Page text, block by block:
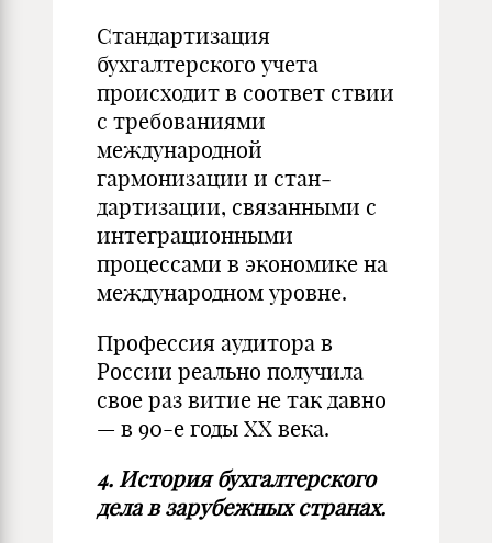
Стандартизация
бухгалтерского учета
происходит в соответ­ ствии
с требованиями
международной
гармонизации и стан­
дартизации, связанными с
интеграционными
процессами в экономике на
международном уровне.
Профессия аудитора в
России реально получила
свое раз­ витие не так давно
— в 90-е годы XX века.
4. История бухгалтерского
дела в зарубежных странах.